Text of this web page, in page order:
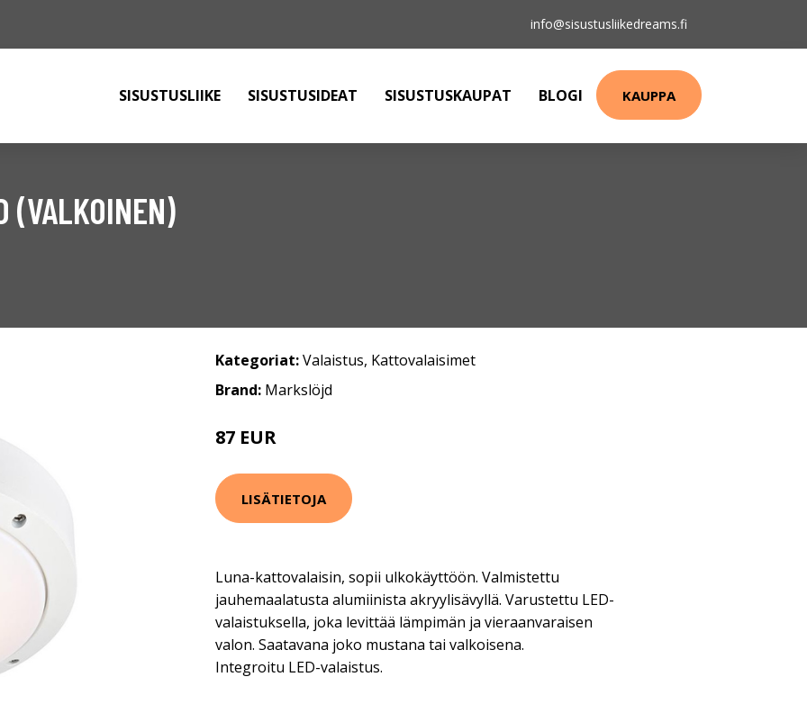
info@sisustusliikedreams.fi
SISUSTUSLIIKE SISUSTUSIDEAT SISUSTUSKAUPAT BLOGI KAUPPA
(VALKOINEN)
Kategoriat:Valaistus, Kattovalaisimet
Brand: Markslöjd
87 EUR
LISÄTIETOJA
Luna-kattovalaisin, sopii ulkokäyttöön. Valmistettu
jauhemaalatusta alumiinista akryylisävyllä. Varustettu LED-
valaistuksella, joka levittää lämpimän ja vieraanvaraisen
valon. Saatavana joko mustana tai valkoisena.
Integroitu LED-valaistus.